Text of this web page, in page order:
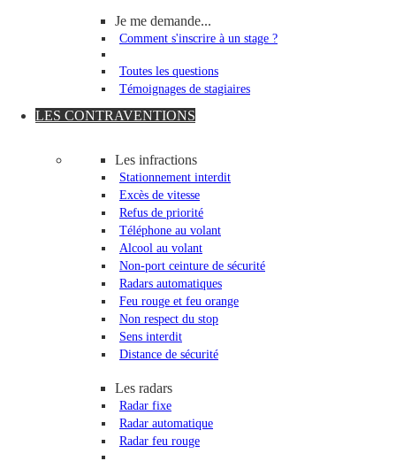
Je me demande...
Comment s'inscrire à un stage ?
Toutes les questions
Témoignages de stagiaires
LES CONTRAVENTIONS
Les infractions
Stationnement interdit
Excès de vitesse
Refus de priorité
Téléphone au volant
Alcool au volant
Non-port ceinture de sécurité
Radars automatiques
Feu rouge et feu orange
Non respect du stop
Sens interdit
Distance de sécurité
Les radars
Radar fixe
Radar automatique
Radar feu rouge